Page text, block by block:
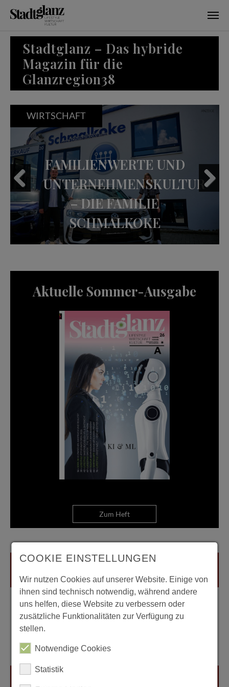
Skip to main content
Stadtglanz – Das hybride
Magazin für die
Glanzregion38
WIRTSCHAFT
FAMILIENWERTE UND
UNTERNEHMENSKULTUR
– DIE FAMILIE
SCHMALKOKE
Previous
Aktuelle Sommer-Ausgabe
Zum Heft
COOKIE EINSTELLUNGEN
Wir nutzen Cookies auf unserer Website. Einige von
ihnen sind technisch notwendig, während andere
uns helfen, diese Website zu verbessern oder
zusätzliche Funktionalitäten zur Verfügung zu
stellen.
Notwendige Cookies
Statistik